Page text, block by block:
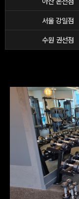
서울 강일점
수원 권선점